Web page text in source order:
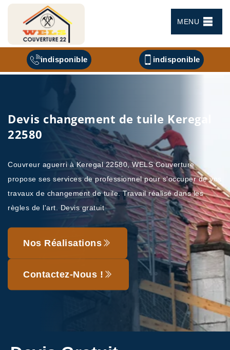
MENU
indisponible indisponible
Devis changement de tuile Keregal
22580
Couvreur aguerri à Keregal 22580, WELS Couverture
propose ses services de professionnel pour s'occuper de vos
travaux de changement de tuile. Travail réalisé dans les
règles de l'art. Devis gratuit
Nos Réalisations
Contactez-Nous !